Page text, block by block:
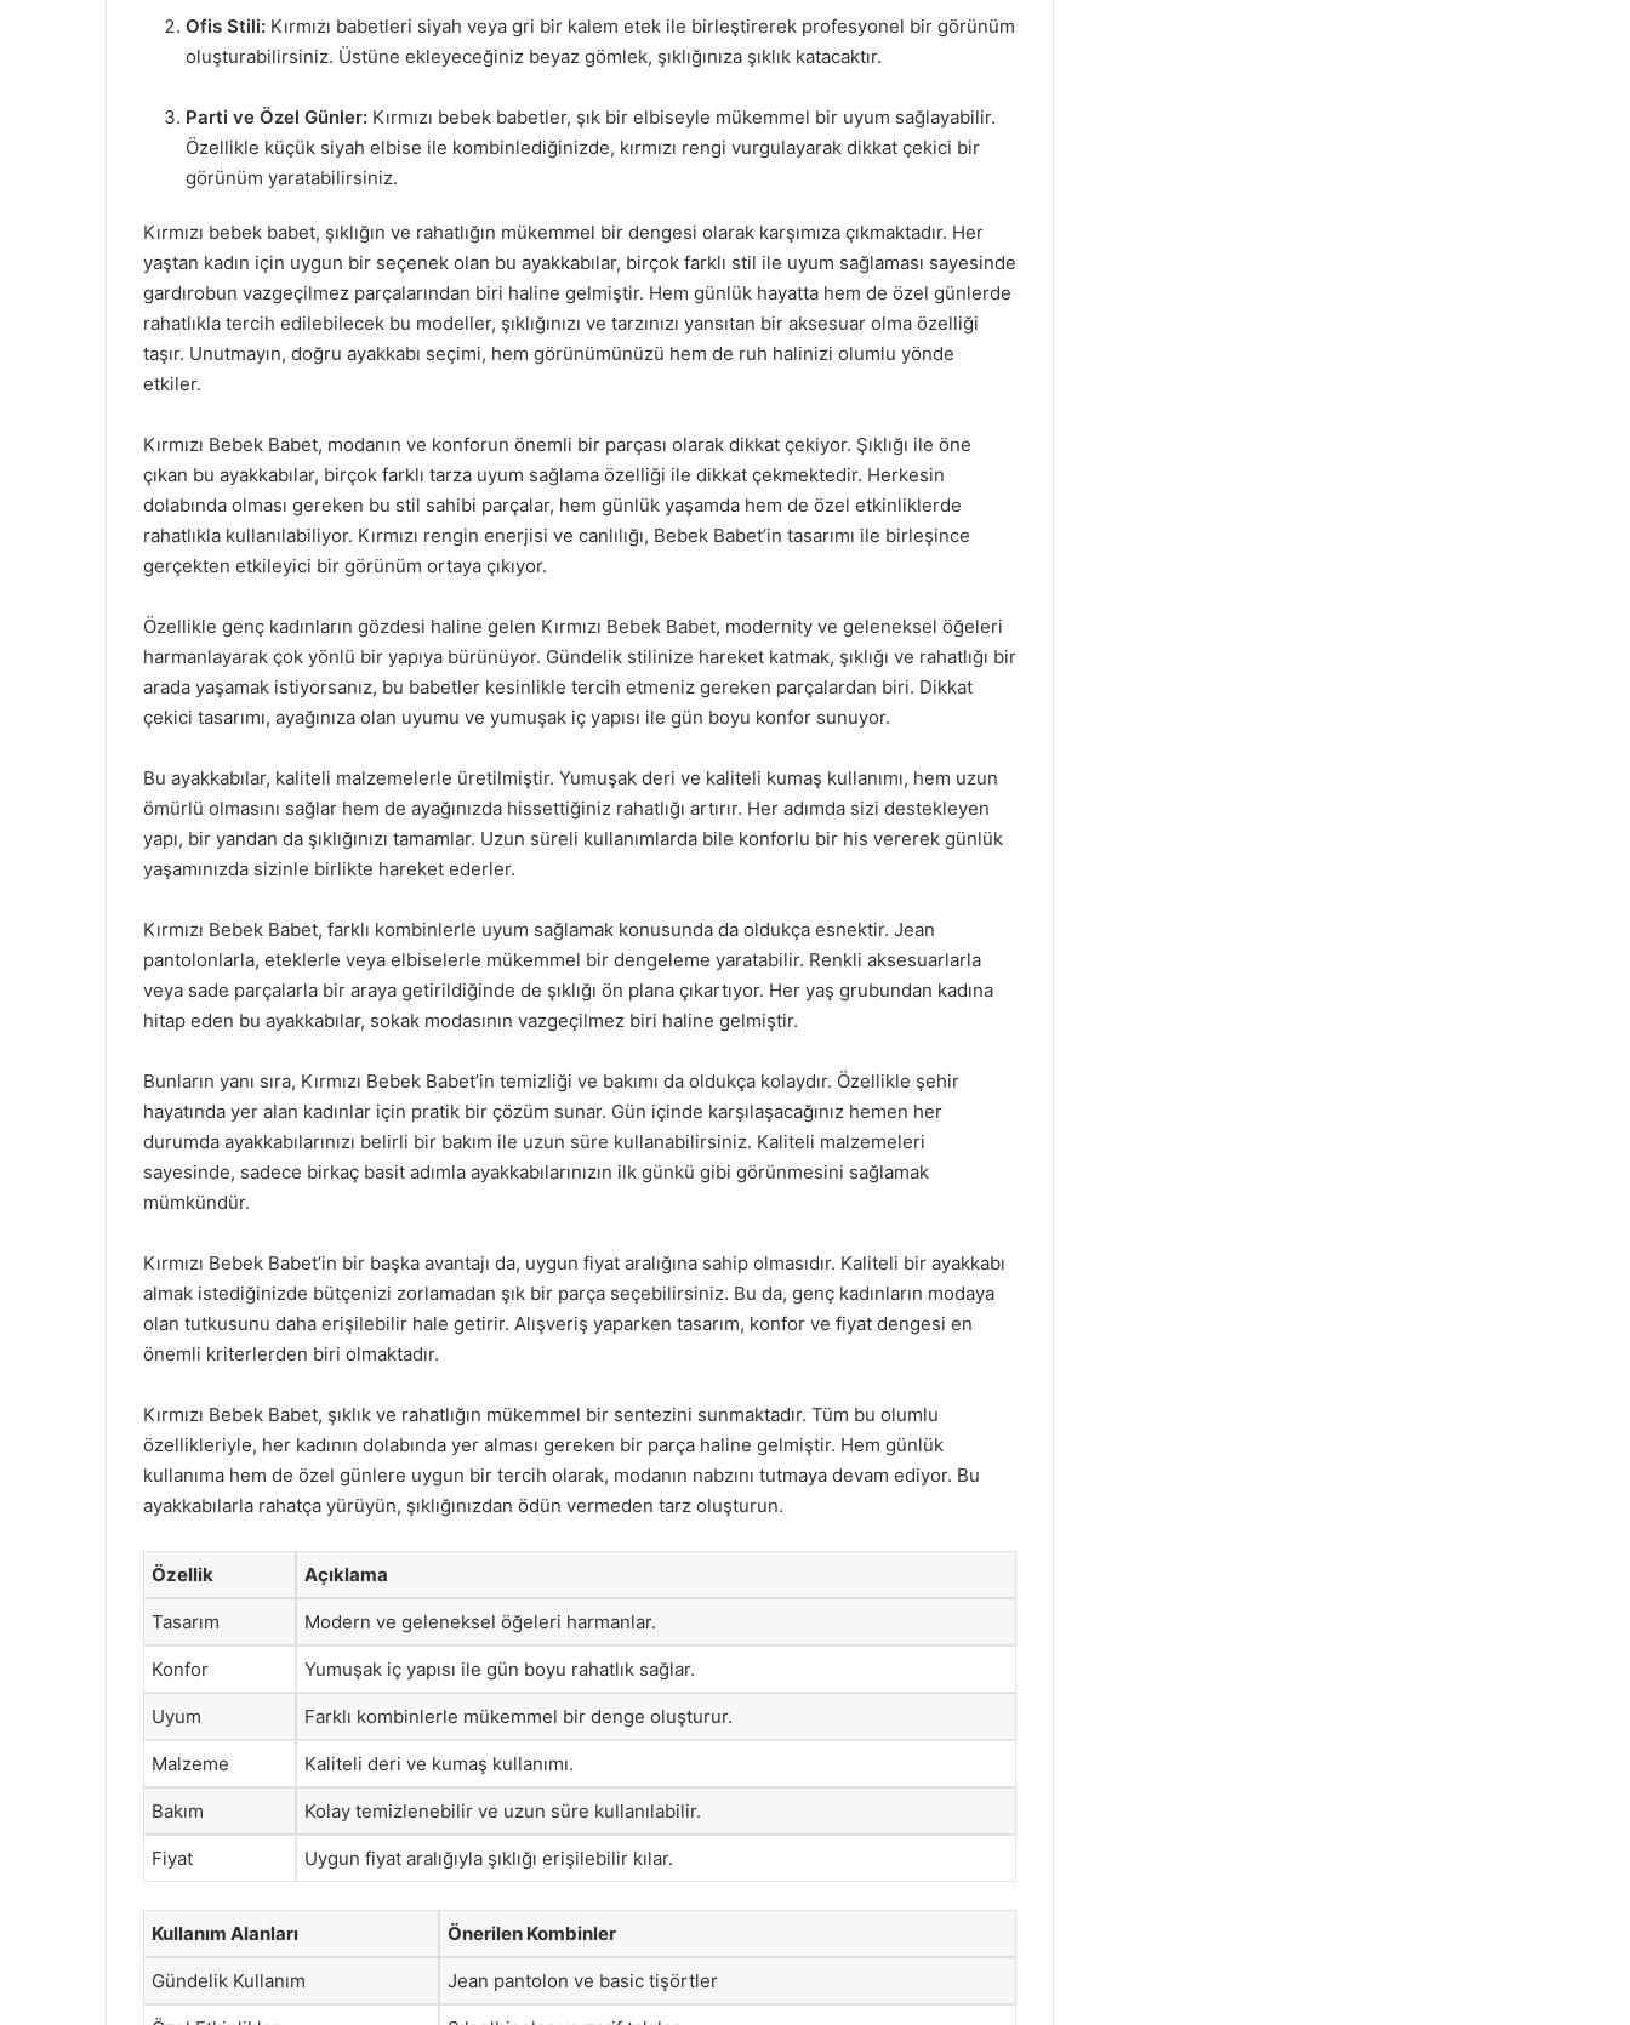
Ofis Stili: Kırmızı babetleri siyah veya gri bir kalem etek ile birleştirerek profesyonel bir görünüm
oluşturabilirsiniz. Üstüne ekleyeceğiniz beyaz gömlek, şıklığınıza şıklık katacaktır.
Parti ve Özel Günler: Kırmızı bebek babetler, şık bir elbiseyle mükemmel bir uyum sağlayabilir.
Özellikle küçük siyah elbise ile kombinlediğinizde, kırmızı rengi vurgulayarak dikkat çekici bir
görünüm yaratabilirsiniz.
Kırmızı bebek babet, şıklığın ve rahatlığın mükemmel bir dengesi olarak karşımıza çıkmaktadır. Her
yaştan kadın için uygun bir seçenek olan bu ayakkabılar, birçok farklı stil ile uyum sağlaması sayesinde
gardırobun vazgeçilmez parçalarından biri haline gelmiştir. Hem günlük hayatta hem de özel günlerde
rahatlıkla tercih edilebilecek bu modeller, şıklığınızı ve tarzınızı yansıtan bir aksesuar olma özelliği
taşır. Unutmayın, doğru ayakkabı seçimi, hem görünümünüzü hem de ruh halinizi olumlu yönde
etkiler.
Kırmızı Bebek Babet, modanın ve konforun önemli bir parçası olarak dikkat çekiyor. Şıklığı ile öne
çıkan bu ayakkabılar, birçok farklı tarza uyum sağlama özelliği ile dikkat çekmektedir. Herkesin
dolabında olması gereken bu stil sahibi parçalar, hem günlük yaşamda hem de özel etkinliklerde
rahatlıkla kullanılabiliyor. Kırmızı rengin enerjisi ve canlılığı, Bebek Babet’in tasarımı ile birleşince
gerçekten etkileyici bir görünüm ortaya çıkıyor.
Özellikle genç kadınların gözdesi haline gelen Kırmızı Bebek Babet, modernity ve geleneksel öğeleri
harmanlayarak çok yönlü bir yapıya bürünüyor. Gündelik stilinize hareket katmak, şıklığı ve rahatlığı bir
arada yaşamak istiyorsanız, bu babetler kesinlikle tercih etmeniz gereken parçalardan biri. Dikkat
çekici tasarımı, ayağınıza olan uyumu ve yumuşak iç yapısı ile gün boyu konfor sunuyor.
Bu ayakkabılar, kaliteli malzemelerle üretilmiştir. Yumuşak deri ve kaliteli kumaş kullanımı, hem uzun
ömürlü olmasını sağlar hem de ayağınızda hissettiğiniz rahatlığı artırır. Her adımda sizi destekleyen
yapı, bir yandan da şıklığınızı tamamlar. Uzun süreli kullanımlarda bile konforlu bir his vererek günlük
yaşamınızda sizinle birlikte hareket ederler.
Kırmızı Bebek Babet, farklı kombinlerle uyum sağlamak konusunda da oldukça esnektir. Jean
pantolonlarla, eteklerle veya elbiselerle mükemmel bir dengeleme yaratabilir. Renkli aksesuarlarla
veya sade parçalarla bir araya getirildiğinde de şıklığı ön plana çıkartıyor. Her yaş grubundan kadına
hitap eden bu ayakkabılar, sokak modasının vazgeçilmez biri haline gelmiştir.
Bunların yanı sıra, Kırmızı Bebek Babet’in temizliği ve bakımı da oldukça kolaydır. Özellikle şehir
hayatında yer alan kadınlar için pratik bir çözüm sunar. Gün içinde karşılaşacağınız hemen her
durumda ayakkabılarınızı belirli bir bakım ile uzun süre kullanabilirsiniz. Kaliteli malzemeleri
sayesinde, sadece birkaç basit adımla ayakkabılarınızın ilk günkü gibi görünmesini sağlamak
mümkündür.
Kırmızı Bebek Babet’in bir başka avantajı da, uygun fiyat aralığına sahip olmasıdır. Kaliteli bir ayakkabı
almak istediğinizde bütçenizi zorlamadan şık bir parça seçebilirsiniz. Bu da, genç kadınların modaya
olan tutkusunu daha erişilebilir hale getirir. Alışveriş yaparken tasarım, konfor ve fiyat dengesi en
önemli kriterlerden biri olmaktadır.
Kırmızı Bebek Babet, şıklık ve rahatlığın mükemmel bir sentezini sunmaktadır. Tüm bu olumlu
özellikleriyle, her kadının dolabında yer alması gereken bir parça haline gelmiştir. Hem günlük
kullanıma hem de özel günlere uygun bir tercih olarak, modanın nabzını tutmaya devam ediyor. Bu
ayakkabılarla rahatça yürüyün, şıklığınızdan ödün vermeden tarz oluşturun.
Özellik Açıklama
Tasarım Modern ve geleneksel öğeleri harmanlar.
Konfor Yumuşak iç yapısı ile gün boyu rahatlık sağlar.
Uyum Farklı kombinlerle mükemmel bir denge oluşturur.
Malzeme Kaliteli deri ve kumaş kullanımı.
Bakım Kolay temizlenebilir ve uzun süre kullanılabilir.
Fiyat Uygun fiyat aralığıyla şıklığı erişilebilir kılar.
Kullanım Alanları Önerilen Kombinler
Gündelik Kullanım Jean pantolon ve basic tişörtler